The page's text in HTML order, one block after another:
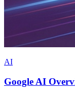
AI
Google AI